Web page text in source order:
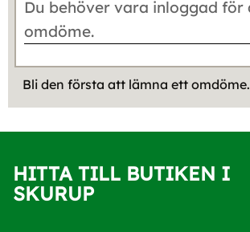
Bli den första att lämna ett omdöme.
HITTA TILL BUTIKEN I
SKURUP